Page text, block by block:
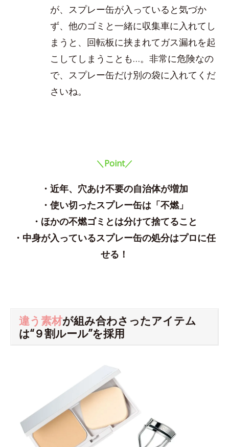
が、スプレー缶が入っていると気づか
ず、他のゴミと一緒に収集車に入れてし
まうと、回転板に挟まれてガス漏れを起
こしてしまうことも…。非常に危険なの
で、スプレー缶だけ別の袋に入れてくだ
さいね。
＼Point／
・近年、穴あけ不要の自治体が増加
・使い切ったスプレー缶は「不燃」
・ほかの不燃ゴミとは分けて捨てること
・中身が入っているスプレー缶の処分はプロに任
せる！
違う素材が組み合わさったアイテム
は“９割ルール”を採用